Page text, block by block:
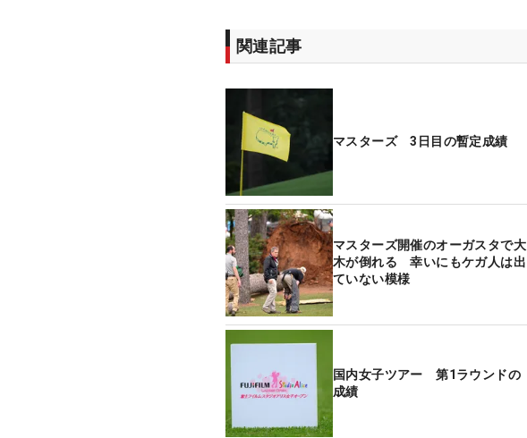
関連記事
マスターズ 3日目の暫定成績
マスターズ開催のオーガスタで大
木が倒れる 幸いにもケガ人は出
ていない模様
国内女子ツアー 第1ラウンドの
成績